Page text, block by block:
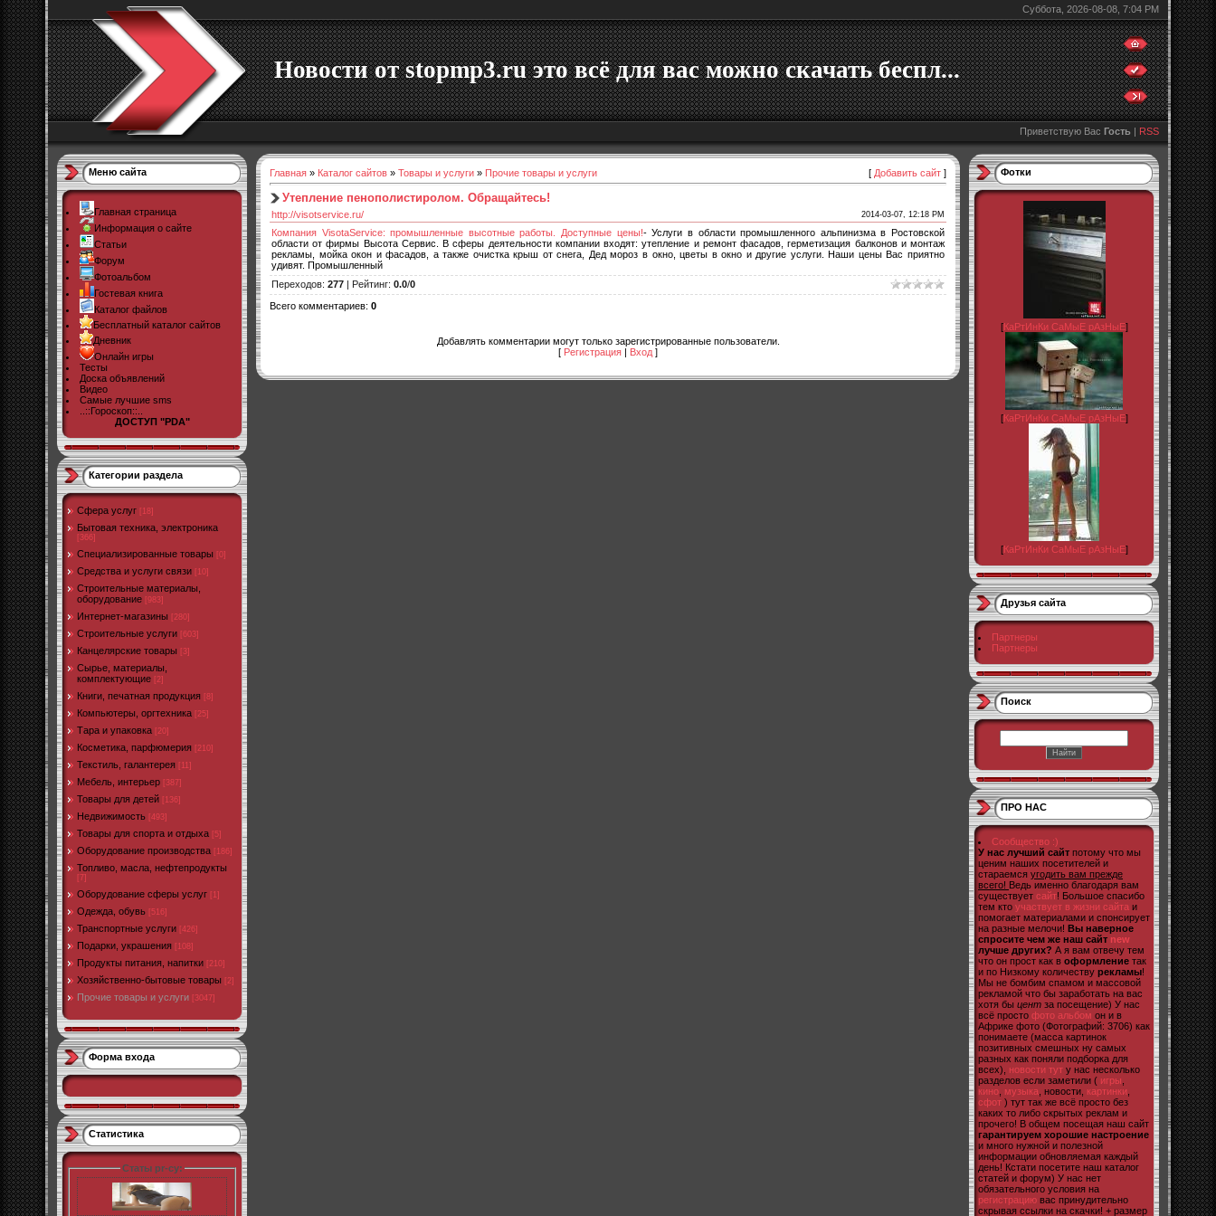
Суббота, 2026-08-08, 7:04 PM
Новости от stopmp3.ru это всё для вас можно скачать беспл...
Приветствую Вас Гость | RSS
Меню сайта
Главная страница
Информация о сайте
Статьи
Форум
Фотоальбом
Гостевая книга
Каталог файлов
Бесплатный каталог сайтов
Дневник
Онлайн игры
Тесты
Доска объявлений
Видео
Самые лучшие sms
..::Гороскоп::..
ДОСТУП "PDA"
Категории раздела
Cфера услуг [18]
Бытовая техника, электроника
[366]
Специализированные товары [0]
Средства и услуги связи [10]
Строительные материалы,
оборудование [983]
Интернет-магазины [280]
Строительные услуги [603]
Канцелярские товары [3]
Сырье, материалы,
комплектующие [2]
Книги, печатная продукция [8]
Компьютеры, оргтехника [25]
Тара и упаковка [20]
Косметика, парфюмерия [210]
Текстиль, галантерея [11]
Мебель, интерьер [387]
Товары для детей [136]
Недвижимость [493]
Товары для спорта и отдыха [5]
Оборудование производства [186]
Топливо, масла, нефтепродукты
[7]
Оборудование сферы услуг [1]
Одежда, обувь [516]
Транспортные услуги [426]
Подарки, украшения [108]
Продукты питания, напитки [210]
Хозяйственно-бытовые товары [2]
Прочие товары и услуги [3047]
Форма входа
Статистика
Статы pr-cy:
Главная » Каталог сайтов » Товары и услуги » Прочие товары и услуги [ Добавить сайт ]
Утепление пенополистиролом. Обращайтесь!
http://visotservice.ru/ 2014-03-07, 12:18 PM
Компания VisotaService: промышленные высотные работы. Доступные цены!- Услуги в области промышленного альпинизма в Ростовской
области от фирмы Высота Сервис. В сферы деятельности компании входят: утепление и ремонт фасадов, герметизация балконов и монтаж
рекламы, мойка окон и фасадов, а также очистка крыш от снега, Дед мороз в окно, цветы в окно и другие услуги. Наши цены Вас приятно
удивят. Промышленный
Переходов: 277 | Рейтинг: 0.0/0
Всего комментариев: 0
Добавлять комментарии могут только зарегистрированные пользователи.
[ Регистрация | Вход ]
Фотки
[КаРтИнКи СаМыЕ рАзНыЕ]
[КаРтИнКи СаМыЕ рАзНыЕ]
[КаРтИнКи СаМыЕ рАзНыЕ]
Друзья сайта
Партнеры
Партнеры
Поиск
ПРО НАС
Сообщество :)
У нас лучший сайт потому что мы
ценим наших посетителей и
стараемся угодить вам прежде
всего! Ведь именно благодаря вам
существует сайт! Большое спасибо
тем кто участвует в жизни сайта и
помогает материалами и спонсирует
на разные мелочи! Вы наверное
спросите чем же наш сайт new
лучше других? А я вам отвечу тем
что он прост как в оформление так
и по Низкому количеству рекламы!
Мы не бомбим спамом и массовой
рекламой что бы заработать на вас
хотя бы цент за посещение) У нас
всё просто фото альбом он и в
Африке фото (Фотографий: 3706) как
понимаете (масса картинок
позитивных смешных ну самых
разных как поняли подборка для
всех), новости тут у нас несколько
разделов если заметили ( игры
кино музыка , новости, картинки
сфот ) тут так же всё просто без
каких то либо скрытых реклам и
прочего! В общем посещая наш сайт
гарантируем хорошие настроение
и много нужной и полезной
информации обновляемая каждый
день! Кстати посетите наш каталог
статей и форум) У нас нет
обязательного условия на
регистрацию вас принудительно
скрывая ссылки на скачки! + размер